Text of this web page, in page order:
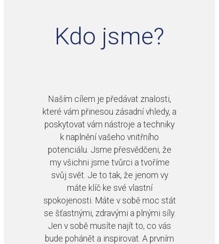
Kdo jsme?
Naším cílem je předávat znalosti,
které vám přinesou zásadní vhledy, a
poskytovat vám nástroje a techniky
k naplnění vašeho vnitřního
potenciálu. Jsme přesvědčeni, že
my všichni jsme tvůrci a tvoříme
svůj svět. Je to tak, že jenom vy
máte klíč ke své vlastní
spokojenosti. Máte v sobě moc stát
se šťastnými, zdravými a plnými síly.
Jen v sobě musíte najít to, co vás
bude pohánět a inspirovat. A prvním